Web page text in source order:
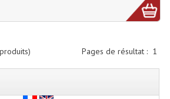
Câbles, Connectiques.
Rallonge DMX512 MIDI
Module, Cables Audio
Pages de résultat : 1
produits)